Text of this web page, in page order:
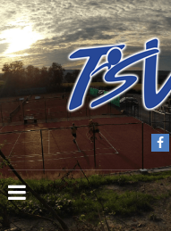
TSV
BÖSINGFELD
E.V.